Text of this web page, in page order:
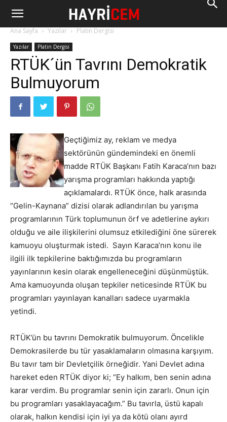
Ana Sayfa Yazılar Platin Dergisi
Yazılar Platin Dergisi
RTÜK´ün Tavrını Demokratik
Bulmuyorum
Geçtiğimiz ay, reklam ve medya
sektörünün gündemindeki en önemli
madde RTÜK Başkanı Fatih Karaca’nın bazı
yarışma programları hakkında yaptığı
açıklamalardı. RTÜK önce, halk arasında
“Gelin-Kaynana” dizisi olarak adlandırılan bu yarışma
programlarının Türk toplumunun örf ve adetlerine aykırı
olduğu ve aile ilişkilerini olumsuz etkilediğini öne sürerek
kamuoyu oluşturmak istedi. Sayın Karaca’nın konu ile
ilgili ilk tepkilerine baktığımızda bu programların
yayınlarının kesin olarak engelleneceğini düşünmüştük.
Ama kamuoyunda oluşan tepkiler neticesinde RTÜK bu
programları yayınlayan kanalları sadece uyarmakla
yetindi.
RTÜK’ün bu tavrını Demokratik bulmuyorum. Öncelikle
Demokrasilerde bu tür yasaklamaların olmasına karşıyım.
Bu tavır tam bir Devletçilik örneğidir. Yani Devlet adına
hareket eden RTÜK diyor ki; “Ey halkım, ben senin adına
karar verdim. Bu programlar senin için zararlı. Onun için
bu programları yasaklayacağım.” Bu tavırla, üstü kapalı
olarak, halkın kendisi için iyi ya da kötü olanı ayırd